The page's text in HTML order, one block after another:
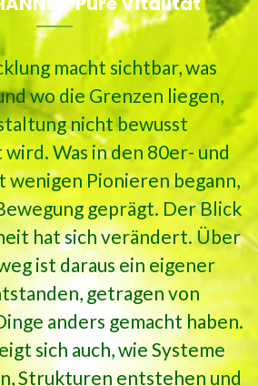
macht sichtbar, was
wo die Grenzen liegen,
nicht bewusst
Was in den 80er- und
wenigen Pionieren begann,
geprägt. Der Blick
hat sich verändert. Über
ist daraus ein eigener
getragen von
anders gemacht haben.
sich auch, wie Systeme
Strukturen entstehen und